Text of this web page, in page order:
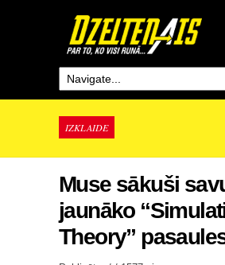
IZKLAIDE
Muse sākuši
jaunāko
Theory”